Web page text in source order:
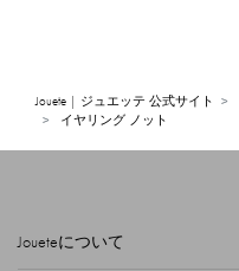
Jouete | ジュエッテ 公式サイト
イヤリング ノット
Joueteについて